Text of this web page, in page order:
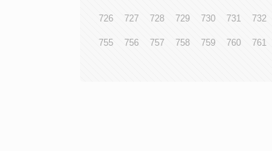
726 727 728 729 730 731 732
755 756 757 758 759 760 761